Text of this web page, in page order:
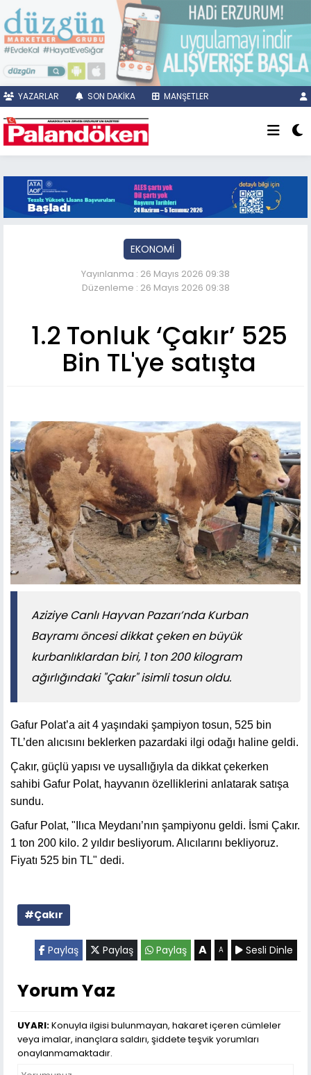
YAZARLAR SON DAKİKA MANŞETLER
EKONOMİ
Yayınlanma : 26 Mayıs 2026 09:38
Düzenleme : 26 Mayıs 2026 09:38
1.2 Tonluk ‘Çakır’ 525
Bin TL'ye satışta
​​​​​​​Aziziye Canlı Hayvan Pazarı’nda Kurban
Bayramı öncesi dikkat çeken en büyük
kurbanlıklardan biri, 1 ton 200 kilogram
ağırlığındaki "Çakır" isimli tosun oldu.
Gafur Polat’a ait 4 yaşındaki şampiyon tosun, 525 bin
TL’den alıcısını beklerken pazardaki ilgi odağı haline geldi.
Çakır, güçlü yapısı ve uysallığıyla da dikkat çekerken
sahibi Gafur Polat, hayvanın özelliklerini anlatarak satışa
sundu.
Gafur Polat, "Ilıca Meydanı’nın şampiyonu geldi. İsmi Çakır.
1 ton 200 kilo. 2 yıldır besliyorum. Alıcılarını bekliyoruz.
Fiyatı 525 bin TL" dedi.
#Çakır
Paylaş Paylaş Paylaş A A Sesli Dinle
Yorum Yaz
UYARI:Konuyla ilgisi bulunmayan, hakaret içeren cümleler
veya imalar, inançlara saldırı, şiddete teşvik yorumları
onaylanmamaktadır.